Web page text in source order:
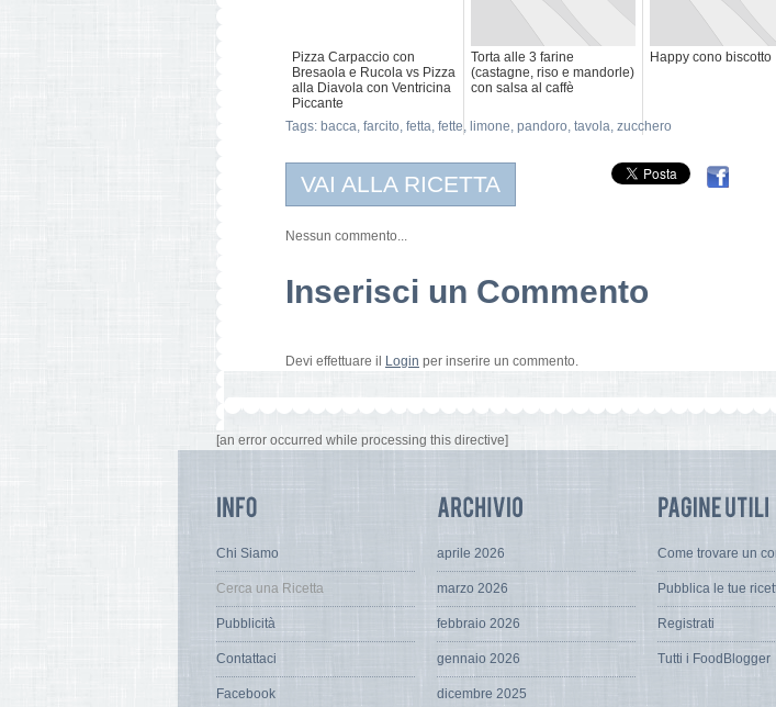
Pizza Carpaccio con
Bresaola e Rucola vs Pizza
alla Diavola con Ventricina
Piccante
Torta alle 3 farine
(castagne, riso e mandorle)
con salsa al caffè
Happy cono biscotto
Tags: bacca, farcito, fetta, fette, limone, pandoro, tavola, zucchero
VAI ALLA RICETTA
Nessun commento...
Inserisci un Commento
Devi effettuare il Login per inserire un commento.
[an error occurred while processing this directive]
Chi Siamo
Cerca una Ricetta
Pubblicità
Contattaci
Facebook
aprile 2026
marzo 2026
febbraio 2026
gennaio 2026
dicembre 2025
Come trovare un
Pubblica le tue
Registrati
Tutti i FoodBlogger